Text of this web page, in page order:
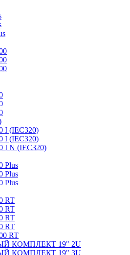
I (IEC320)
I (IEC320)
I N (IEC320)
Plus
Plus
Plus
RT
RT
RT
RT
RT
КОМПЛЕКТ 19" 2U
КОМПЛЕКТ 19" 3U